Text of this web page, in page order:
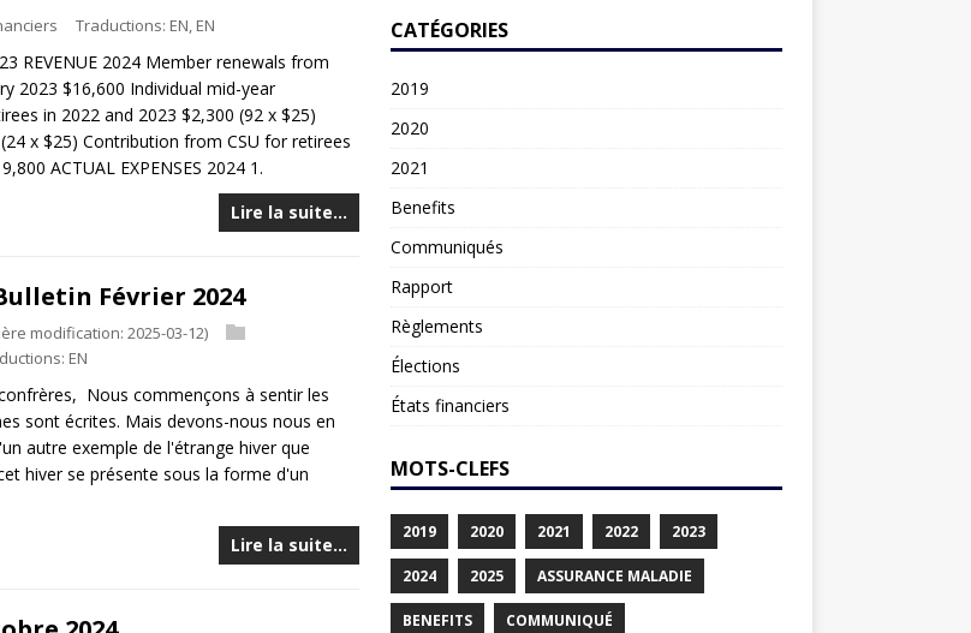
Traductions: EN EN
REVENUE 2024 Member renewals from
2023 $16,600 Individual mid-year
in 2022 and 2023 $2,300 (92 x $25)
x $25) Contribution from CSU for retirees
ACTUAL EXPENSES 2024 1.
Lire la suite…
Février 2024
modification: 2025-03-12)
EN
Nous commençons à sentir les
sont écrites. Mais devons-nous nous en
autre exemple de l'étrange hiver que
hiver se présente sous la forme d'un
Lire la suite…
CATÉGORIES
2019
2020
2021
Benefits
Communiqués
Rapport
Règlements
Élections
États financiers
MOTS-CLEFS
2019 2020 2021 2022 2023
2024 2025 ASSURANCE MALADIE
BENEFITS COMMUNIQUÉ